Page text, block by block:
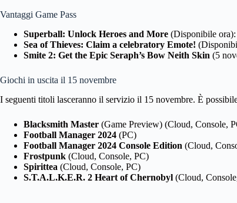
Vantaggi Game Pass
Superball: Unlock Heroes and More (Disponibile
Sea of Thieves: Claim a celebratory Emote!
Smite 2: Get the Epic Seraph’s Bow Neith Skin (5
Giochi in uscita il 15 novembre
I seguenti titoli lasceranno il servizio il 15 novembre. È
Blacksmith Master (Game Preview) (Cloud, Console,
Football Manager 2024 (PC)
Football Manager 2024 Console Edition (Cloud,
Frostpunk (Cloud, Console, PC)
Spirittea (Cloud, Console, PC)
S.T.A.L.K.E.R. 2 Heart of Chernobyl (Cloud,